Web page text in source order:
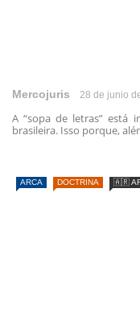
Mercojuris 28 de junio
A “sopa de letras” está
brasileira. Isso porque,
ARCA DOCTRINA 🇦🇷